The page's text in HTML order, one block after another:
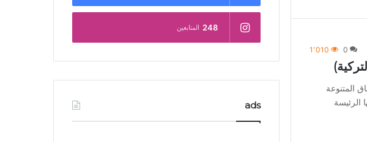
0 1٬010
المتنوعة
الرئيسة
248 المتابعين
ads